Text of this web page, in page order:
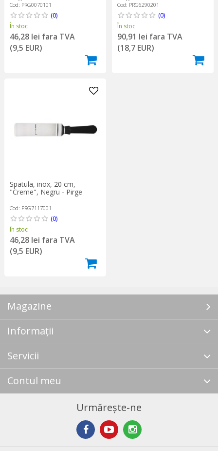
Cod: PRG0070101
(0)
În stoc
46,28 lei fara TVA
(9,5 EUR)
Cod: PRG6290201
(0)
În stoc
90,91 lei fara TVA
(18,7 EUR)
Spatula, inox, 20 cm,
"Creme", Negru - Pirge
Cod: PRG7117001
(0)
În stoc
46,28 lei fara TVA
(9,5 EUR)
Magazine
Informații
Servicii
Contul meu
Urmărește-ne